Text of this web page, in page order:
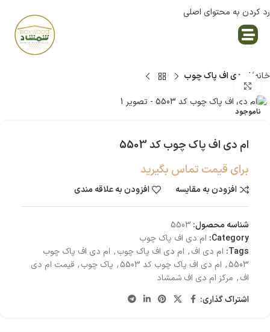
رد کردن به محتوای اصلی
خانه ام دی اف پاک چوب
ناموجود
ام دی اف پاک چوب کد 5503
برای قیمت تماس بگیرید
افزودن به مقایسه افزودن به علاقه مندی
شناسه محصول: 5503
Category: ام دی اف پاک چوب
Tags: ام دی اف, ام دی اف پاک چوب, ام دی اف پاک چوب
5503
, ام دی اف پاک چوب کد 5503 , پاک چوب, قیمت ام دی
اف, مرکز ام دی اف شمشاد
اشتراک گذاری: